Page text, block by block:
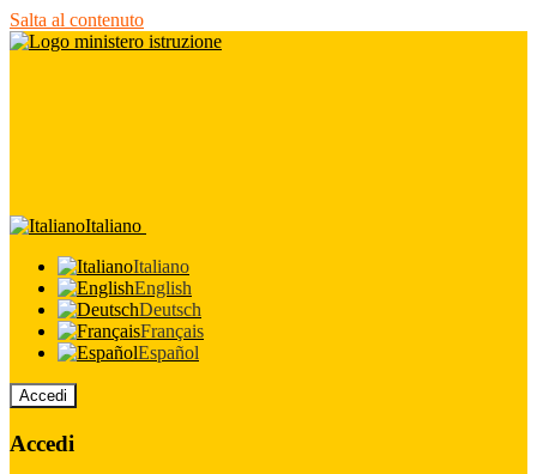
Salta al contenuto
Italiano
Italiano
English
Deutsch
Français
Español
Accedi
Accedi